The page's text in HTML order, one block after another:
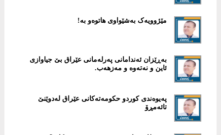
مێژوویەک بەشێواوی هاتوەو بە!
بەڕێزان ئەندامانی پەرلەمانی عێراق بێ جیاوازی
ئاین و نەتەوە و مەزهەب.
پەیوەندی کوردو حکومەتەکانی عێراق لەدوێنێ
تائەمڕۆ